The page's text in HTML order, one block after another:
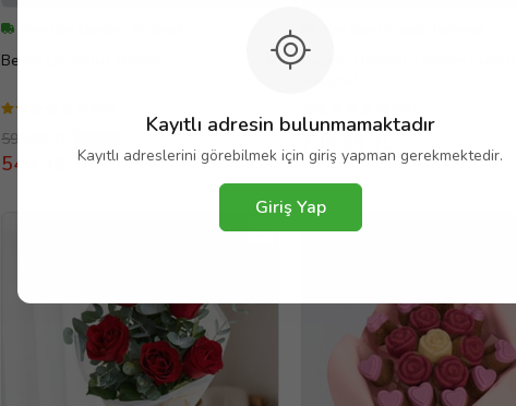
Kayıtlı adresin bulunmamaktadır
Kayıtlı adreslerini görebilmek için giriş yapman gerekmektedir.
Giriş Yap
Beyaz Lisyantus Buketi
599,99 TL
549,99 TL
Gazete Desenli Tasarım Bukette